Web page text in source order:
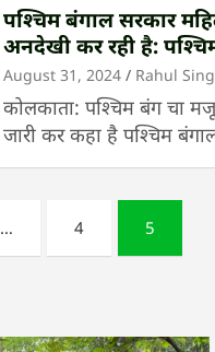
पश्चिम बंगाल सरकार
अनदेखी कर रही है:
August 31, 2024 Rahul
कोलकाता: पश्चिम बंग चा
जारी कर कहा है पश्चिम
… 4 5